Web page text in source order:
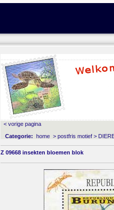
< vorige pagina
Categorie: home > postfris motief >
Z 09668 insekten bloemen blok